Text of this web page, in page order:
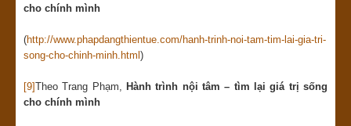
cho chính mình
(http://www.phapdangthientue.com/hanh-trinh-noi-tam-tim-lai-gia-tri-
song-cho-chinh-minh.html )
[9]Theo Trang Phạm, Hành trình nội tâm – tìm lại giá trị sống
cho chính mình